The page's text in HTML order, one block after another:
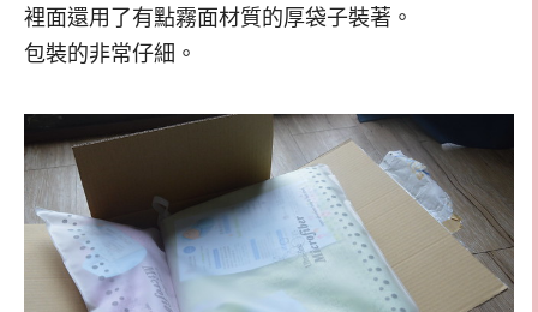
裡面還用了有點霧面材質的厚袋子裝著。
包裝的非常仔細。